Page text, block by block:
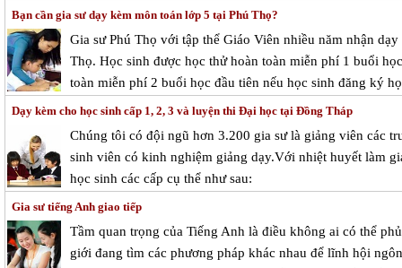
Bạn cần gia sư dạy kèm môn toán lớp 5 tại Phú Thọ?
Gia sư Phú Thọ với tập thể Giáo Viên nhiều năm nhận
Thọ. Học sinh được học thử hoàn toàn miễn phí 1 buổi
toàn miễn phí 2 buổi học đầu tiên nếu học sinh đăng ký
Dạy kèm cho học sinh cấp 1, 2, 3 và luyện thi Đại học tại Đồng Tháp
Chúng tôi có đội ngũ hơn 3.200 gia sư là giảng viên các
sinh viên có kinh nghiệm giảng dạy.Với nhiệt huyết làm
học sinh các cấp cụ thể như sau:
Gia sư tiếng Anh giao tiếp
Tầm quan trọng của Tiếng Anh là điều không ai có thể
giới đang tìm các phương pháp khác nhau để lĩnh hội